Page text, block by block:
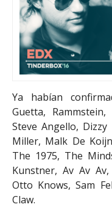
Ya habían
Guetta,
Steve Angello,
Miller, Malk De
The 1975, The
Kunstner, Av Av
Otto Knows, Sam
Claw.